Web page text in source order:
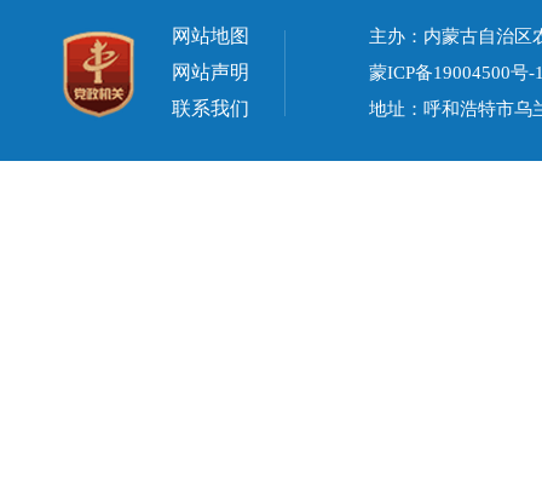
网站地图
网站声明
联系我们
主办：内蒙古自治
蒙ICP备19004500号-
地址：呼和浩特市